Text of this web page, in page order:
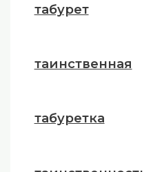
табурет
таинственная
табуретка